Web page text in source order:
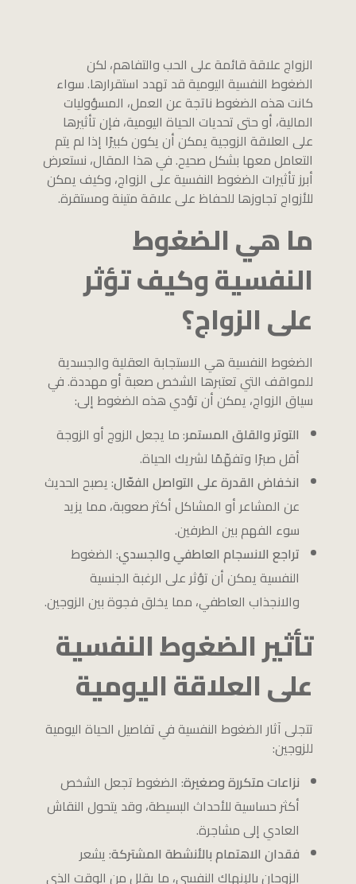
الزواج علاقة قائمة على الحب والتفاهم، لكن
الضغوط النفسية اليومية قد تهدد استقرارها. سواء
كانت هذه الضغوط ناتجة عن العمل، المسؤوليات
المالية، أو حتى تحديات الحياة اليومية، فإن تأثيرها
على العلاقة الزوجية يمكن أن يكون كبيرًا إذا لم يتم
التعامل معها بشكل صحيح. في هذا المقال، نستعرض
أبرز تأثيرات الضغوط النفسية على الزواج، وكيف يمكن
للأزواج تجاوزها للحفاظ على علاقة متينة ومستقرة.
ما هي الضغوط
النفسية وكيف تؤثر
على الزواج؟
الضغوط النفسية هي الاستجابة العقلية والجسدية
للمواقف التي تعتبرها الشخص صعبة أو مهددة. في
سياق الزواج، يمكن أن تؤدي هذه الضغوط إلى:
التوتر والقلق المستمر: ما يجعل الزوج أو الزوجة
أقل صبرًا وتفهّمًا لشريك الحياة.
انخفاض القدرة على التواصل الفعّال: يصبح الحديث
عن المشاعر أو المشاكل أكثر صعوبة، مما يزيد
سوء الفهم بين الطرفين.
تراجع الانسجام العاطفي والجسدي: الضغوط
النفسية يمكن أن تؤثر على الرغبة الجنسية
والانجذاب العاطفي، مما يخلق فجوة بين الزوجين.
تأثير الضغوط النفسية
على العلاقة اليومية
تتجلى آثار الضغوط النفسية في تفاصيل الحياة اليومية
للزوجين:
نزاعات متكررة وصغيرة: الضغوط تجعل الشخص
أكثر حساسية للأحداث البسيطة، وقد يتحول النقاش
العادي إلى مشاجرة.
فقدان الاهتمام بالأنشطة المشتركة: يشعر
الزوجان بالإنهاك النفسي، ما يقلل من الوقت الذي